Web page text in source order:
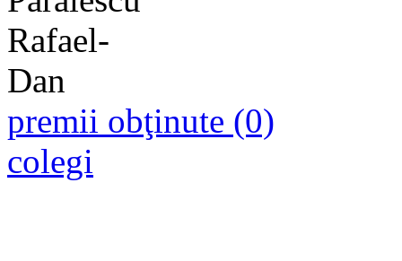
premii obţinute (0)
colegi